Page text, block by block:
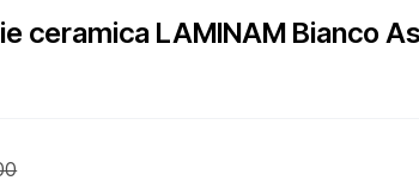
ceramica LAMINAM Bianco